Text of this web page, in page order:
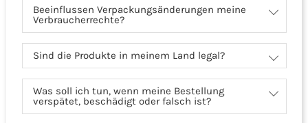
Beeinflussen Verpackungsänderungen meine
Verbraucherrechte?
Sind die Produkte in meinem Land legal?
Was soll ich tun, wenn meine Bestellung
verspätet, beschädigt oder falsch ist?